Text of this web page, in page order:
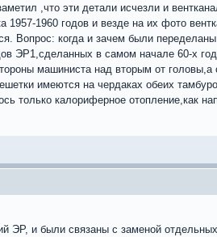
,что эти детали исчезли и
1957-1960 годов и везде на их фото
Вопрос: когда и зачем были
ЭР1,сделанных в самом начале 60-х
машиниста над вторым от головы,а
имеются на чердаках обеих
только калориферное отопление,как
ЭР, и были связаны с заменой